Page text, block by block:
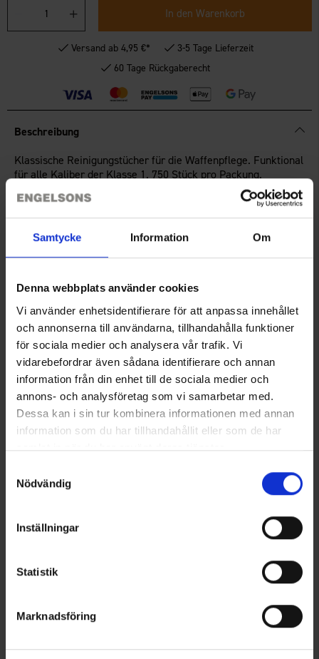
Samtycke Information Om
Denna webbplats använder cookies
Vi använder enhetsidentifierare för att anpassa innehållet
och annonserna till användarna, tillhandahålla funktioner
för sociala medier och analysera vår trafik. Vi
vidarebefordrar även sådana identifierare och annan
information från din enhet till de sociala medier och
annons- och analysföretag som vi samarbetar med.
Dessa kan i sin tur kombinera informationen med annan
information som du har tillhandahållit eller som de har
samlat in när du har använt deras tjänster.
Nödvändig
Inställningar
Statistik
Marknadsföring
In den Warenkorb
Versand ab 4,95 €*
3-5 Tage Lieferzeit
60 Tage Rückgaberecht
Beschreibung
Klassische Reinigungstücher für die Waffenpflege. Funktional
für alle Kaliber der Klasse 1. 750 Stück pro Packung.
Sie benötigen vielleicht auch
Kombi 12/6,5mm
Ähnliche Produkte
Folgen Sie uns auf Instagram @engelsons_europe